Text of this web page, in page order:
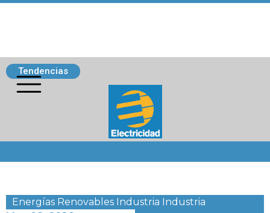
Tendencias
Energías Renovables Industria Industria